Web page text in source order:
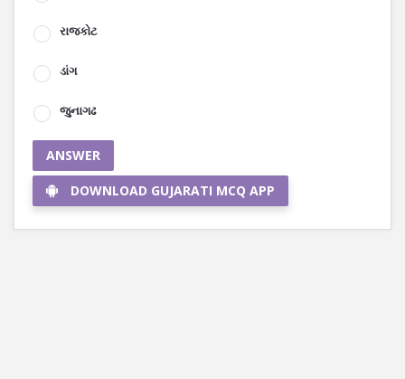
રાજકોટ
ડાંગ
જુનાગઢ
ANSWER
DOWNLOAD GUJARATI MCQ APP